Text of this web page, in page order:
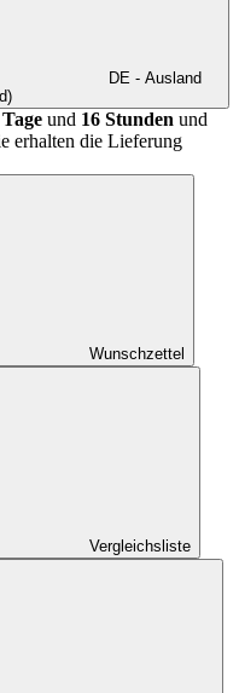
DE - Ausland
und 16 Stunden und
erhalten die Lieferung
Wunschzettel
Vergleichsliste